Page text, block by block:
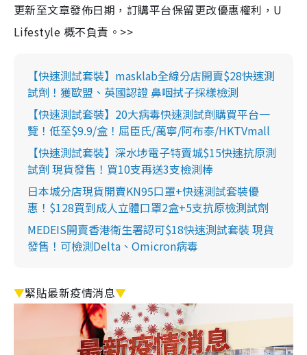
更新至文章發佈日期，訂購平台保留更改優惠權利，U
Lifestyle 概不負責。>>
【快速測試套裝】masklab全線分店開賣$28快速測
試劑！獲歐盟、英國認證 鼻咽拭子採樣檢測
【快速測試套裝】20大病毒快速測試劑購買平台一
覽！低至$9.9/盒！屈臣氏/萬寧/阿布泰/HKTVmall
【快速測試套裝】深水埗電子特賣城$15快速抗原測
試劑 現貨發售！買10支再送3支檢測棒
日本城分店現貨開賣KN95口罩+快速測試套裝優
惠！$128買到成人立體口罩2盒+5支抗原檢測試劑
MEDEIS開賣香港衛生署認可$18快速測試套裝 現貨
發售！可檢測Delta、Omicron病毒
▼緊貼最新疫情消息▼